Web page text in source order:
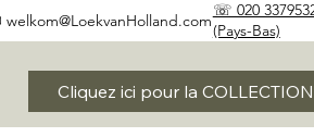
Cliquez ici pour la
☏ 020
(Pays-Bas)
welkom@LoekvanHolland.com